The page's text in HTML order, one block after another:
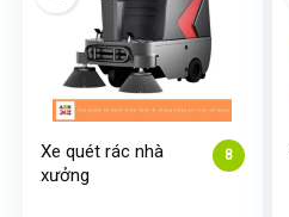
8
Xe quét rác nhà
xưởng